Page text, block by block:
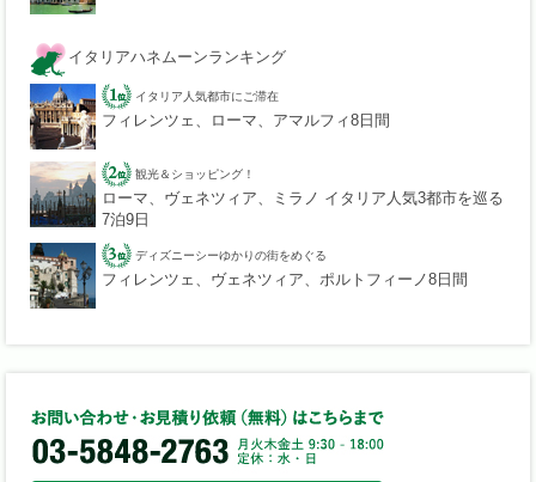
イタリアハネムーンランキング
イタリア人気都市にご滞在
フィレンツェ、ローマ、アマルフィ8日間
観光＆ショッピング！
ローマ、ヴェネツィア、ミラノ イタリア人気3都市を巡る
7泊9日
ディズニーシーゆかりの街をめぐる
フィレンツェ、ヴェネツィア、ポルトフィーノ8日間